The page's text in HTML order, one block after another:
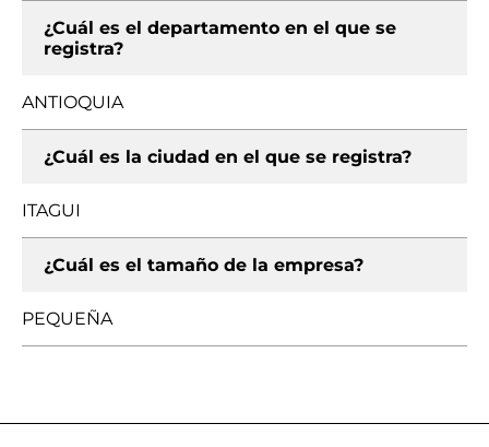
¿Cuál es el departamento en el que se
registra?
ANTIOQUIA
¿Cuál es la ciudad en el que se registra?
ITAGUI
¿Cuál es el tamaño de la empresa?
PEQUEÑA